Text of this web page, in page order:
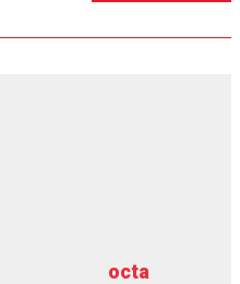
octa
dziļurbums